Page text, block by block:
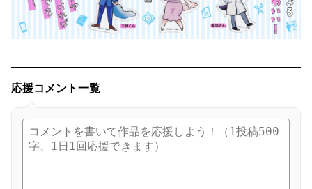
応援コメント一覧